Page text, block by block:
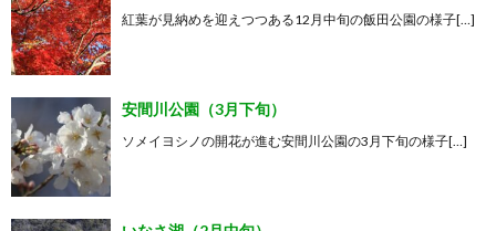
紅葉が見納めを迎えつつある12月中旬の飯田公園の様子[…]
安間川公園（3月下旬）
ソメイヨシノの開花が進む安間川公園の3月下旬の様子[…]